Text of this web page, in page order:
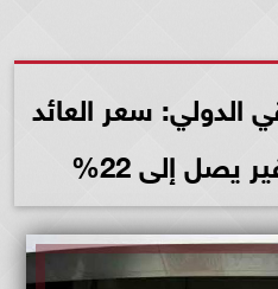
الدولي: سعر العائد
يصل إلى 22%